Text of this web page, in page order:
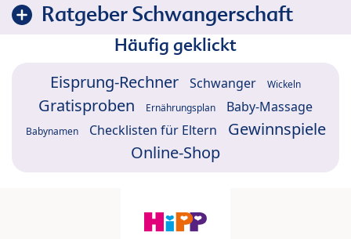
Ratgeber Schwangerschaft
Häufig geklickt
Eisprung-Rechner Schwanger Wickeln
Gratisproben Ernährungsplan Baby-Massage
Babynamen Checklisten für Eltern
Gewinnspiele
Online-Shop